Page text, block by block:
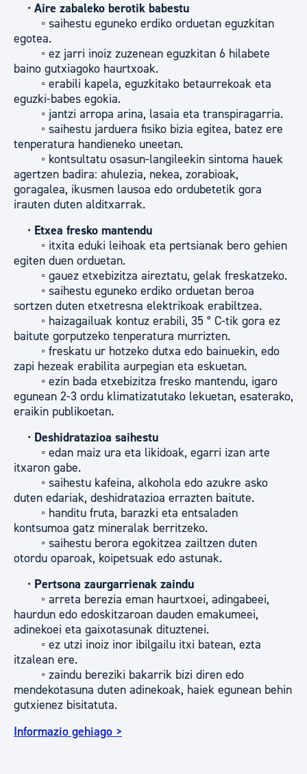
• Aire zabaleko berotik babestu
◦ saihestu eguneko erdiko orduetan eguzkitan
egotea.
◦ ez jarri inoiz zuzenean eguzkitan 6 hilabete
baino gutxiagoko haurtxoak.
◦ erabili kapela, eguzkitako betaurrekoak eta
eguzki-babes egokia.
◦ jantzi arropa arina, lasaia eta transpiragarria.
◦ saihestu jarduera fisiko bizia egitea, batez ere
tenperatura handieneko uneetan.
◦ kontsultatu osasun-langileekin sintoma hauek
agertzen badira: ahulezia, nekea, zorabioak,
goragalea, ikusmen lausoa edo ordubetetik gora
irauten duten alditxarrak.
• Etxea fresko mantendu
◦ itxita eduki leihoak eta pertsianak bero gehien
egiten duen orduetan.
◦ gauez etxebizitza aireztatu, gelak freskatzeko.
◦ saihestu eguneko erdiko orduetan beroa
sortzen duten etxetresna elektrikoak erabiltzea.
◦ haizagailuak kontuz erabili, 35 ° C-tik gora ez
baitute gorputzeko tenperatura murrizten.
◦ freskatu ur hotzeko dutxa edo bainuekin, edo
zapi hezeak erabilita aurpegian eta eskuetan.
◦ ezin bada etxebizitza fresko mantendu, igaro
egunean 2-3 ordu klimatizatutako lekuetan, esaterako,
eraikin publikoetan.
• Deshidratazioa saihestu
◦ edan maiz ura eta likidoak, egarri izan arte
itxaron gabe.
◦ saihestu kafeina, alkohola edo azukre asko
duten edariak, deshidratazioa errazten baitute.
◦ handitu fruta, barazki eta entsaladen
kontsumoa gatz mineralak berritzeko.
◦ saihestu berora egokitzea zailtzen duten
otordu oparoak, koipetsuak edo astunak.
• Pertsona zaurgarrienak zaindu
◦ arreta berezia eman haurtxoei, adingabeei,
haurdun edo edoskitzaroan dauden emakumeei,
adinekoei eta gaixotasunak dituztenei.
◦ ez utzi inoiz inor ibilgailu itxi batean, ezta
itzalean ere.
◦ zaindu bereziki bakarrik bizi diren edo
mendekotasuna duten adinekoak, haiek egunean behin
gutxienez bisitatuta.
Informazio gehiago >